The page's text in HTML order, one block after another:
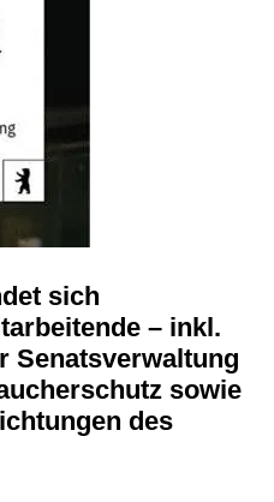
– inkl.
Senatsverwaltung
sowie
des